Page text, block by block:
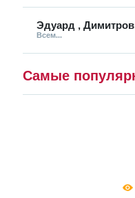
Эдуард ,
Всем...
Самые